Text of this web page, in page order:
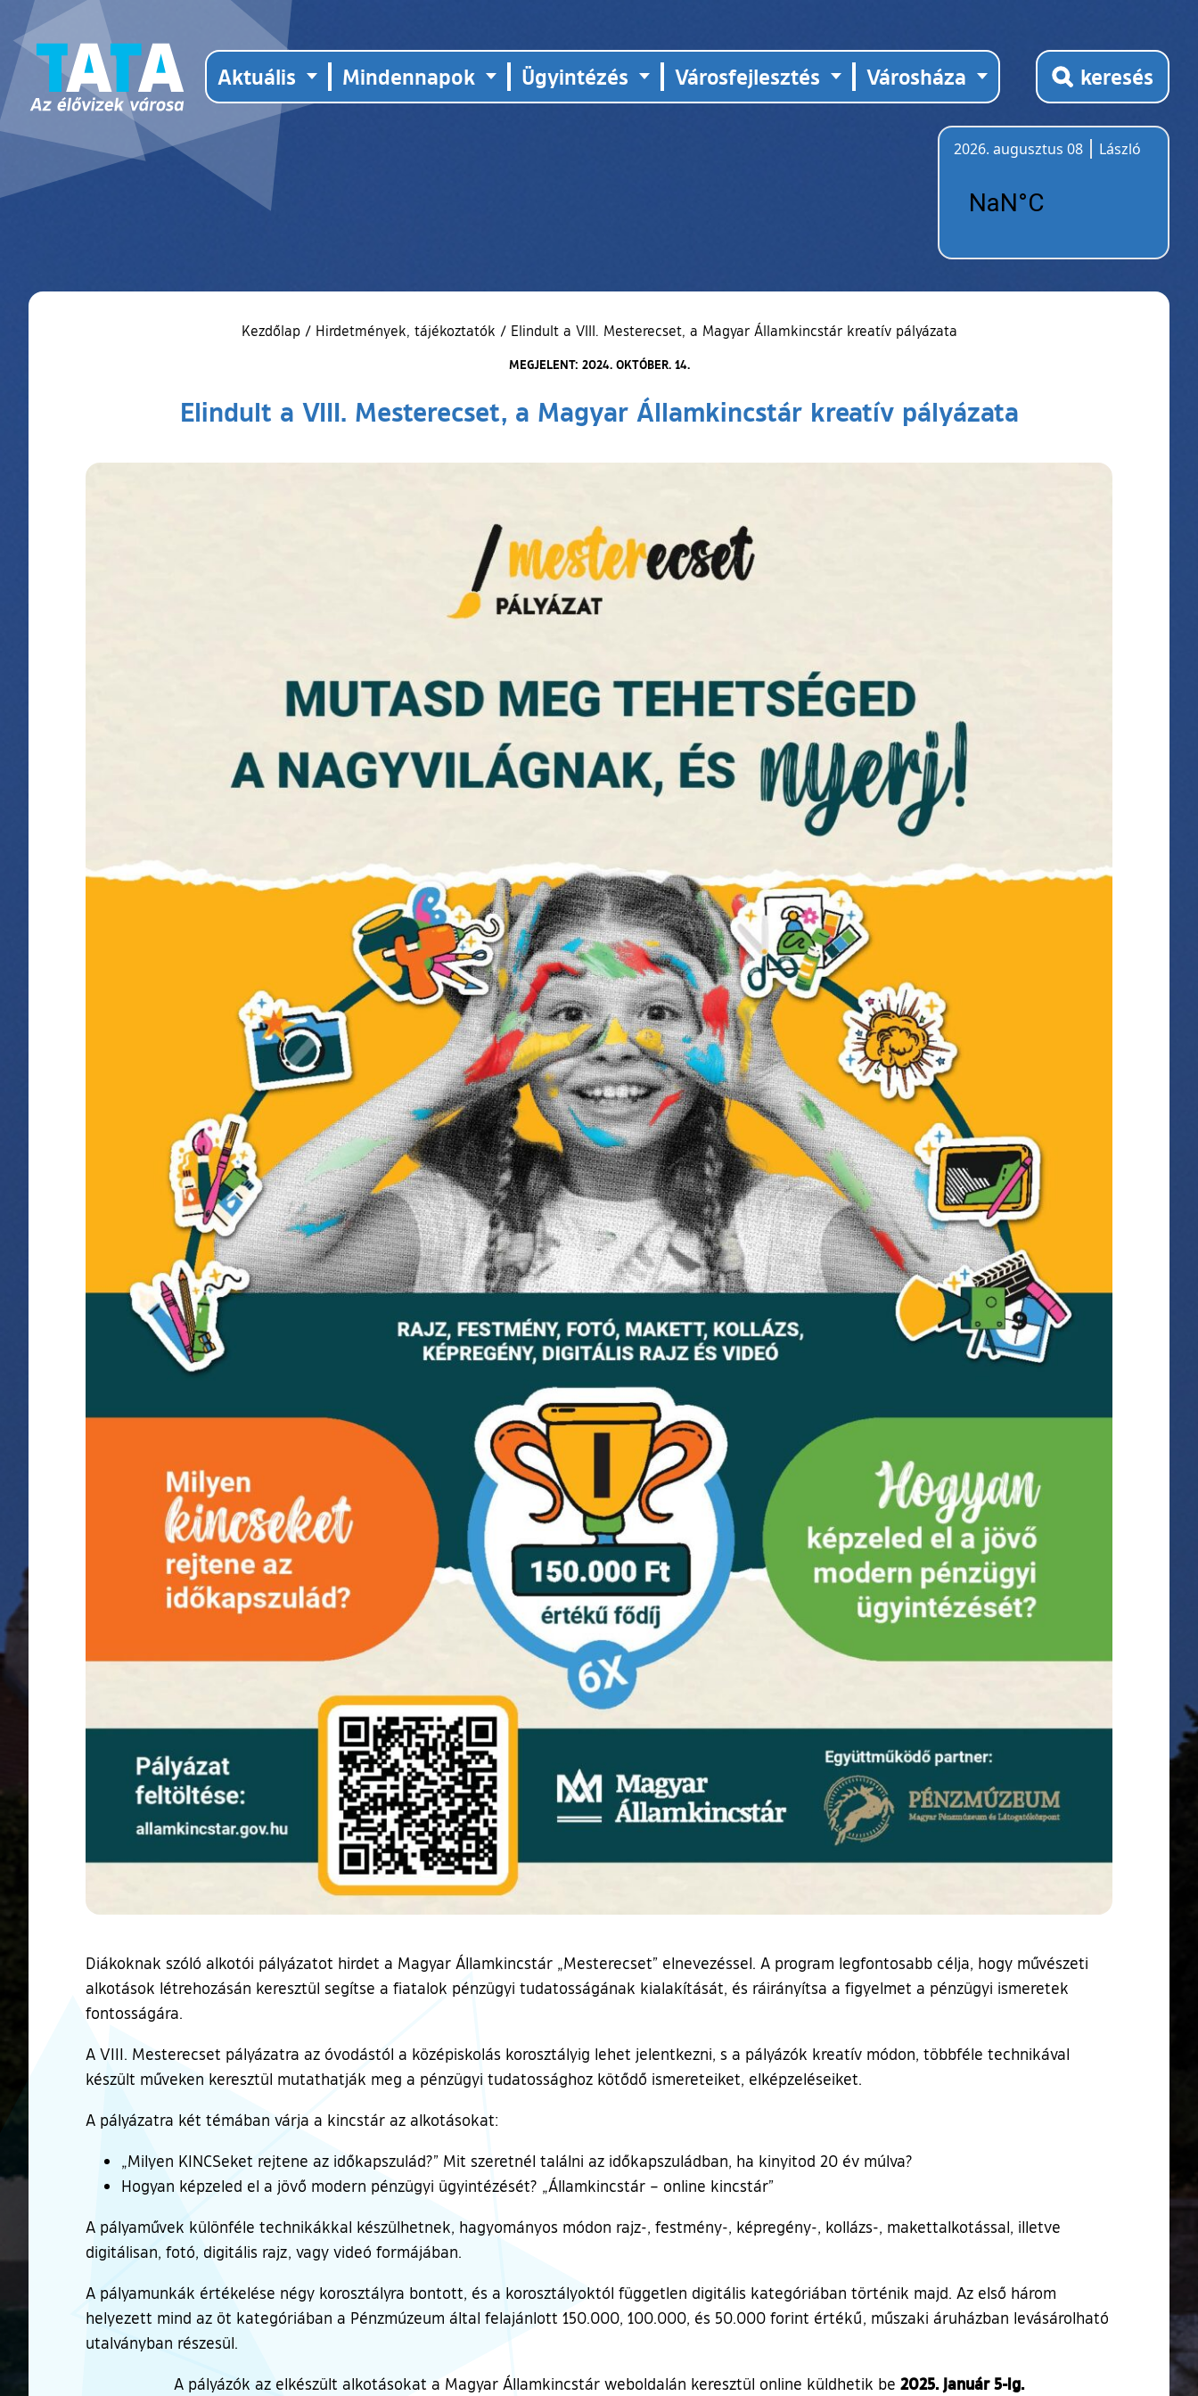
Aktuális Mindennapok Ügyintézés Városfejlesztés Városháza keresés
2026. augusztus 08
László
Kezdőlap / Hirdetmények, tájékoztatók / Elindult a VIII. Mesterecset, a Magyar Államkincstár kreatív pályázata
MEGJELENT: 2024. OKTÓBER. 14.
Elindult a VIII. Mesterecset, a Magyar Államkincstár kreatív pályázata
Diákoknak szóló alkotói pályázatot hirdet a Magyar Államkincstár „Mesterecset” elnevezéssel. A program legfontosabb célja, hogy művészeti
alkotások létrehozásán keresztül segítse a fiatalok pénzügyi tudatosságának kialakítását, és ráirányítsa a figyelmet a pénzügyi ismeretek
fontosságára.
A VIII. Mesterecset pályázatra az óvodástól a középiskolás korosztályig lehet jelentkezni, s a pályázók kreatív módon, többféle technikával
készült műveken keresztül mutathatják meg a pénzügyi tudatossághoz kötődő ismereteiket, elképzeléseiket.
A pályázatra két témában várja a kincstár az alkotásokat:
„Milyen KINCSeket rejtene az időkapszulád?” Mit szeretnél találni az időkapszuládban, ha kinyitod 20 év múlva?
Hogyan képzeled el a jövő modern pénzügyi ügyintézését? „Államkincstár – online kincstár”
A pályaművek különféle technikákkal készülhetnek, hagyományos módon rajz-, festmény-, képregény-, kollázs-, makettalkotással, illetve
digitálisan, fotó, digitális rajz, vagy videó formájában.
A pályamunkák értékelése négy korosztályra bontott, és a korosztályoktól független digitális kategóriában történik majd. Az első három
helyezett mind az öt kategóriában a Pénzmúzeum által felajánlott 150.000, 100.000, és 50.000 forint értékű, műszaki áruházban levásárolható
utalványban részesül.
A pályázók az elkészült alkotásokat a Magyar Államkincstár weboldalán keresztül online küldhetik be 2025. január 5-ig.